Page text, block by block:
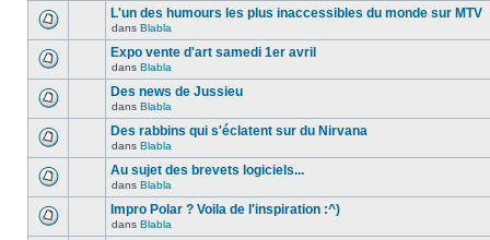
L'un des humours les plus inaccessibles du monde sur MTV
dans Blabla
Expo vente d'art samedi 1er avril
dans Blabla
Des news de Jussieu
dans Blabla
Des rabbins qui s'éclatent sur du Nirvana
dans Blabla
Au sujet des brevets logiciels...
dans Blabla
Impro Polar ? Voila de l'inspiration :^)
dans Blabla